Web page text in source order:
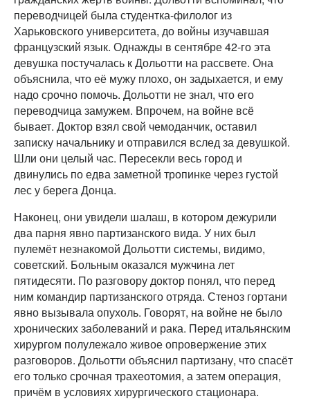
переводчицей была студентка-филолог из
Харьковского университета, до войны изучавшая
французский язык. Однажды в сентябре 42-го эта
девушка постучалась к Дольотти на рассвете. Она
объяснила, что её мужу плохо, он задыхается, и ему
надо срочно помочь. Дольотти не знал, что его
переводчица замужем. Впрочем, на войне всё
бывает. Доктор взял свой чемоданчик, оставил
записку начальнику и отправился вслед за девушкой.
Шли они целый час. Пересекли весь город и
двинулись по едва заметной тропинке через густой
лес у берега Донца.
Наконец, они увидели шалаш, в котором дежурили
два парня явно партизанского вида. У них был
пулемёт незнакомой Дольотти системы, видимо,
советский. Больным оказался мужчина лет
пятидесяти. По разговору доктор понял, что перед
ним командир партизанского отряда. Стеноз гортани
явно вызывала опухоль. Говорят, на войне не было
хронических заболеваний и рака. Перед итальянским
хирургом полулежало живое опровержение этих
разговоров. Дольотти объяснил партизану, что спасёт
его только срочная трахеотомия, а затем операция,
причём в условиях хирургического стационара.